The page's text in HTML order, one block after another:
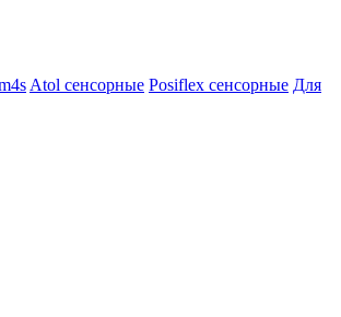
Atol сенсорные Posiflex сенсорные Для